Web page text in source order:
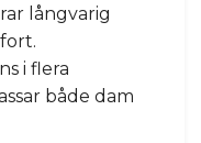
långvarig
i flera
både dam